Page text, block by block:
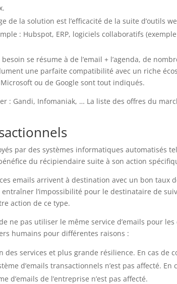
de la solution est l’efficacité de la suite d’outils
: Hubspot, ERP, logiciels collaboratifs
se résume à de l’email + l’agenda, de
une parfaite compatibilité avec un riche
ou de Google sont tout indiqués.
: Gandi, Infomaniak, … La liste des offres du
par des systèmes informatiques automatisés
du récipiendaire suite à son action
emails arrivent à destination avec un bon taux
entraîner l’impossibilité pour le destinataire de
action de ce type.
ne pas utiliser le même service d’emails pour
humains pour différentes raisons :
des services et plus grande résilience. En cas de
d’emails transactionnels n’est pas affecté.
d’emails de l’entreprise n’est pas affecté.